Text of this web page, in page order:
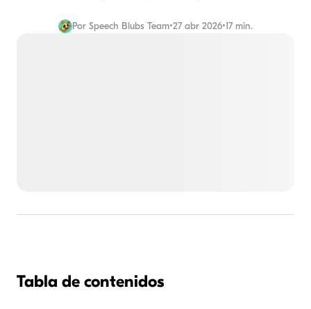
Por Speech Blubs Team•27 abr 2026•17 min.
Tabla de contenidos